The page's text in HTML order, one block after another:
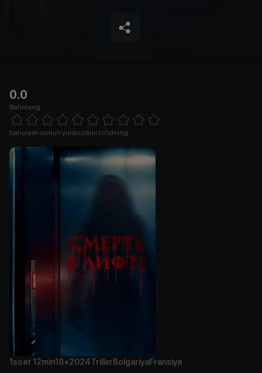
0.0
Baholang
1 Star 2 Stars 3 Stars 4 Stars5 Stars 6 Stars7 Stars8 Stars
baholash uchun yulduzlarni to'ldiring
1soat 12min18+2024Triller BolgariyaFransiya